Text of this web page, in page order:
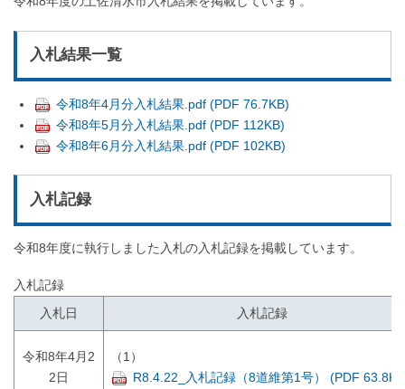
入札結果一覧
令和8年4月分入札結果.pdf (PDF 76.7KB)
令和8年5月分入札結果.pdf (PDF 112KB)
令和8年6月分入札結果.pdf (PDF 102KB)
入札記録
令和8年度に執行しました入札の入札記録を掲載しています。
入札記録
入札日
入札記録
令和8年4月2
2日
（1）
R8.4.22_入札記録（8道維第1号） (PDF